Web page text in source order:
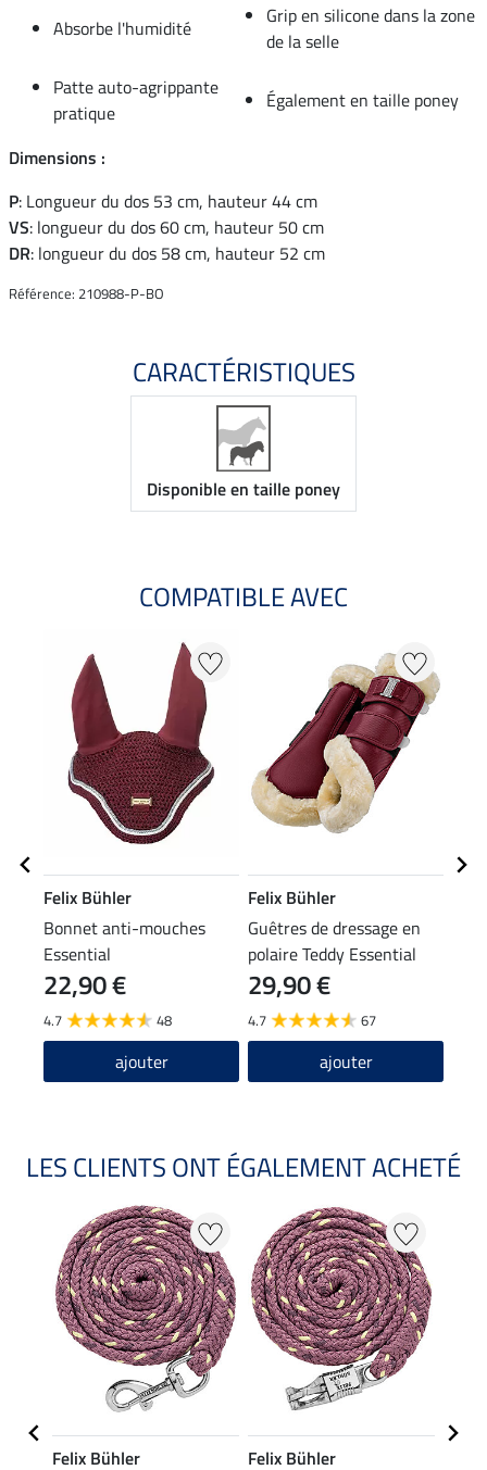
Absorbe l'humidité
Grip en silicone dans la zone
de la selle
Patte auto-agrippante
pratique
Également en taille poney
Dimensions :
P: Longueur du dos 53 cm, hauteur 44 cm
VS: longueur du dos 60 cm, hauteur 50 cm
DR: longueur du dos 58 cm, hauteur 52 cm
Référence: 210988-P-BO
CARACTÉRISTIQUES
Disponible en taille poney
COMPATIBLE AVEC
Felix Bühler
Bonnet anti-mouches
Essential
22,90 €
4.7 48
ajouter
Felix Bühler
Guêtres de dressage en
polaire Teddy Essential
(antérieurs)
29,90 €
4.7 67
ajouter
LES CLIENTS ONT ÉGALEMENT ACHETÉ
Felix Bühler Felix Bühler